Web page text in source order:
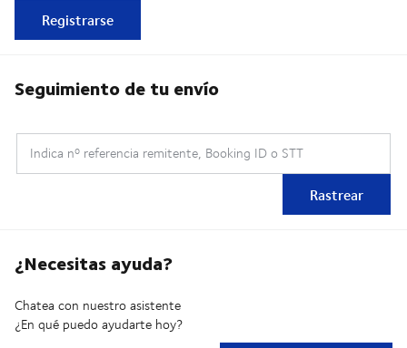
Registrarse
Seguimiento de tu envío
Indica nº referencia remitente, Booking ID o STT
Rastrear
¿Necesitas ayuda?
Chatea con nuestro asistente
¿En qué puedo ayudarte hoy?